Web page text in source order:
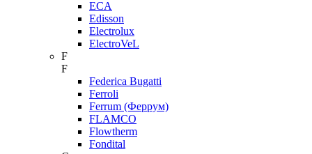
ECA
Edisson
Electrolux
ElectroVeL
F
F
Federica Bugatti
Ferroli
Ferrum (Феррум)
FLAMCO
Flowtherm
Fondital